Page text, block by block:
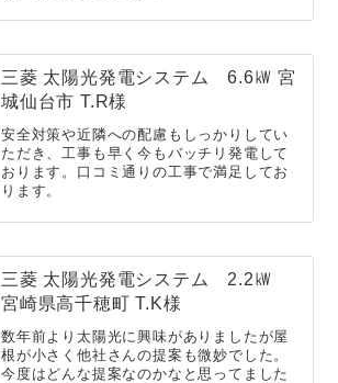
三菱 太陽光発電システム 6.6㎾ 宮
城仙台市 T.R様
安全対策や近隣への配慮もしっかりしてい
ただき、工事も早く今もバッチリ発電して
おります。口コミ通りの工事で満足してお
ります。
三菱 太陽光発電システム 2.2㎾
宮崎県高千穂町 T.K様
数年前より太陽光に興味がありましたが屋
根が小さく他社さんの提案も微妙でした。
今度はどんな提案なのかなと思ってました